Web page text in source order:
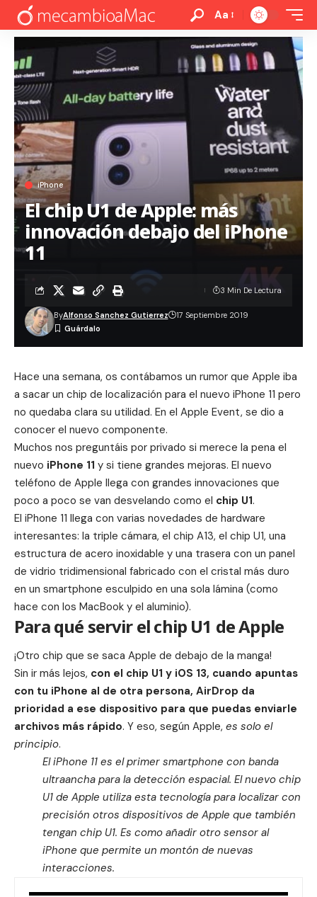
Aa
iPhone
El chip U1 de Apple: más
innovación debajo del iPhone
11
ByAlfonso Sanchez Gutierrez 17 Septiembre 2019
3 Min De Lectura
Hace una semana, os contábamos un rumor que Apple iba
a sacar un chip de localización para el nuevo iPhone 11 pero
no quedaba clara su utilidad. En el Apple Event, se dio a
conocer el nuevo componente.
Muchos nos preguntáis por privado si merece la pena el
nuevo iPhone 11 y si tiene grandes mejoras. El nuevo
teléfono de Apple llega con grandes innovaciones que
poco a poco se van desvelando como el chip U1.
El iPhone 11 llega con varias novedades de hardware
interesantes: la triple cámara, el chip A13, el chip U1, una
estructura de acero inoxidable y una trasera con un panel
de vidrio tridimensional fabricado con el cristal más duro
en un smartphone esculpido en una sola lámina (como
hace con los MacBook y el aluminio).
Para qué servir el chip U1 de Apple
¡Otro chip que se saca Apple de debajo de la manga!
Sin ir más lejos, con el chip U1 y iOS 13, cuando apuntas
con tu iPhone al de otra persona, AirDrop da
prioridad a ese dispositivo para que puedas enviarle
archivos más rápido. Y eso, según Apple, es solo el
principio.
El iPhone 11 es el primer smart­phone con banda
ultraancha para la detección espacial. El nuevo chip
U1 de Apple utiliza esta tecnología para localizar con
precisión otros dispositivos de Apple que también
tengan chip U1. Es como añadir otro sensor al
iPhone que permite un montón de nuevas
interacciones.